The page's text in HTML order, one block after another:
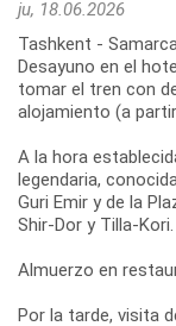
ju, 18.06.2026
Tashkent -
Desayuno en el
tomar el tren con
alojamiento (a
A la hora
legendaria,
Guri Emir y de la
Shir-Dor y Tilla-Kori.
Almuerzo en
Por la tarde, visita